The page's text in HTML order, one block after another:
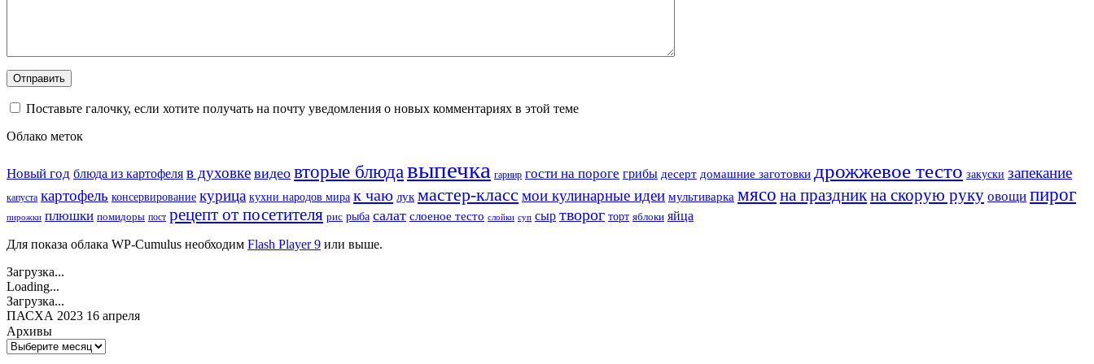
Поставьте галочку, если хотите получать на почту уведомления о новых комментариях в этой теме
Облако меток
Новый год блюда из картофеля в духовке видео вторые блюдавыпечка гарнир гости на пороге грибы десерт домашние заготовки дрожжевое тесто закуски запекание
капуста картофель консервирование курица кухни народов мира к чаю лук мастер-класс мои кулинарные идеи мультиварка мясо на праздникна скорую руку овощи пирог
пирожки плюшки помидоры пост рецепт от посетителя рис рыба салат слоеное тесто слойки суп сыр творог торт яблоки яйца
Для показа облака WP-Cumulus необходим Flash Player 9 или выше.
Загрузка...
Loading...
Загрузка...
ПАСХА 2023 16 апреля
Архивы
Архивы